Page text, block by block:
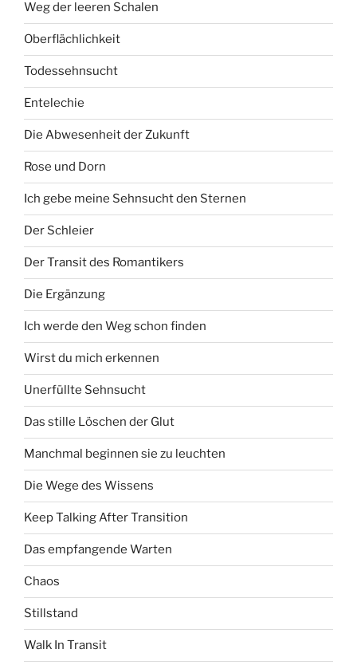
Weg der leeren Schalen
Oberflächlichkeit
Todessehnsucht
Entelechie
Die Abwesenheit der Zukunft
Rose und Dorn
Ich gebe meine Sehnsucht den Sternen
Der Schleier
Der Transit des Romantikers
Die Ergänzung
Ich werde den Weg schon finden
Wirst du mich erkennen
Unerfüllte Sehnsucht
Das stille Löschen der Glut
Manchmal beginnen sie zu leuchten
Die Wege des Wissens
Keep Talking After Transition
Das empfangende Warten
Chaos
Stillstand
Walk In Transit